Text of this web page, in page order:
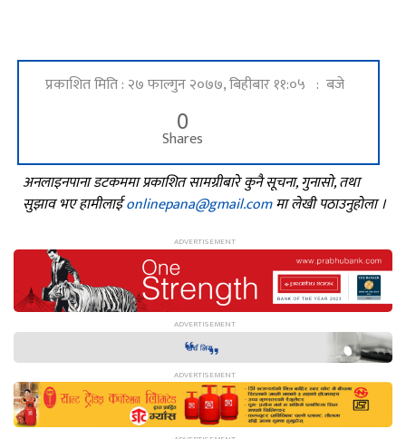
प्रकाशित मिति : २७ फाल्गुन २०७७, बिहीबार ११:०५ : बजे
0
Shares
अनलाइनपाना डटकममा प्रकाशित सामग्रीबारे कुनै सूचना, गुनासो, तथा
सुझाव भए हामीलाईonlinepana@gmail.comमा लेखी पठाउनुहोला ।